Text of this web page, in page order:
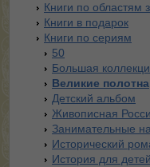
Книги по областям
Книги в подарок
Книги по сериям
50
Большая
Великие полотна
Детский альбом
Живописная
Занимательные
Исторический
История для детей